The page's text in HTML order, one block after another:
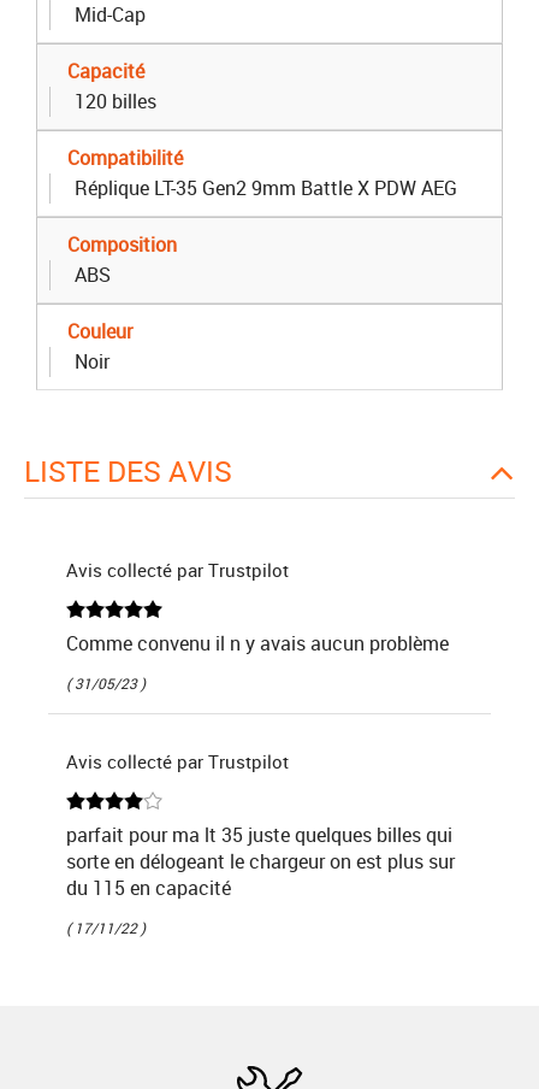
Mid-Cap
Capacité
120 billes
Compatibilité
Réplique LT-35 Gen2 9mm Battle X PDW AEG
Composition
ABS
Couleur
Noir
LISTE DES AVIS
Avis collecté par Trustpilot
Comme convenu il n y avais aucun problème
( 31/05/23 )
Avis collecté par Trustpilot
parfait pour ma lt 35 juste quelques billes qui
sorte en délogeant le chargeur on est plus sur
du 115 en capacité
( 17/11/22 )